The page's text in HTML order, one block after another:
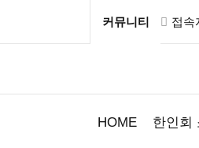
커뮤니티 접속
HOME 한인회